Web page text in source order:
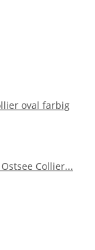
oval farbig